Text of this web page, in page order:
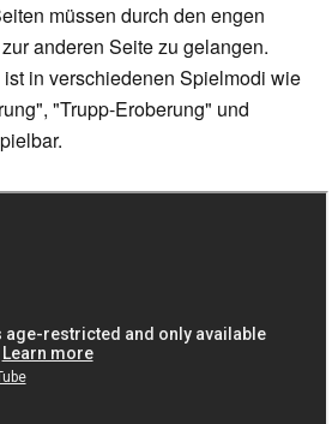
müssen durch den engen
anderen Seite zu gelangen.
in verschiedenen Spielmodi wie
"Trupp-Eroberung" und